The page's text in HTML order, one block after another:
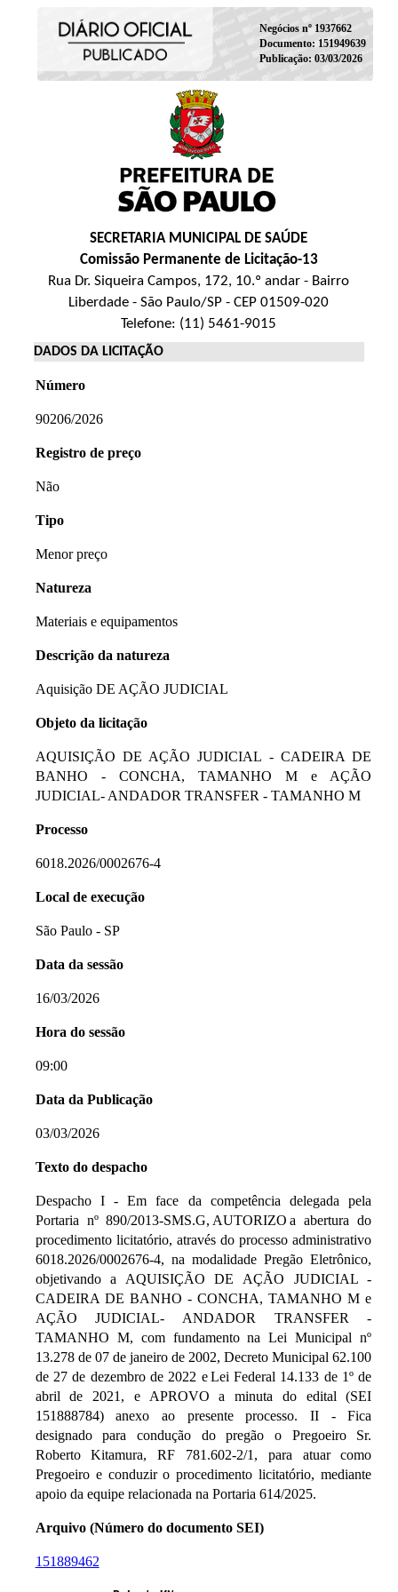
Negócios nº 1937662
Documento: 151949639
Publicação: 03/03/2026
SECRETARIA MUNICIPAL DE SAÚDE
Comissão Permanente de Licitação-13
Rua Dr. Siqueira Campos, 172, 10.º andar - Bairro
Liberdade - São Paulo/SP - CEP 01509-020
Telefone: (11) 5461-9015
DADOS DA LICITAÇÃO
Número
90206/2026
Registro de preço
Não
Tipo
Menor preço
Natureza
Materiais e equipamentos
Descrição da natureza
Aquisição DE AÇÃO JUDICIAL
Objeto da licitação
AQUISIÇÃO DE AÇÃO JUDICIAL - CADEIRA DE
BANHO - CONCHA, TAMANHO M e AÇÃO
JUDICIAL- ANDADOR TRANSFER - TAMANHO M
Processo
6018.2026/0002676-4
Local de execução
São Paulo - SP
Data da sessão
16/03/2026
Hora do sessão
09:00
Data da Publicação
03/03/2026
Texto do despacho
Despacho I - Em face da competência delegada pela
Portaria nº 890/2013-SMS.G, AUTORIZO a abertura do
procedimento licitatório, através do processo administrativo
6018.2026/0002676-4, na modalidade Pregão Eletrônico,
objetivando a AQUISIÇÃO DE AÇÃO JUDICIAL -
CADEIRA DE BANHO - CONCHA, TAMANHO M e
AÇÃO JUDICIAL- ANDADOR TRANSFER -
TAMANHO M, com fundamento na Lei Municipal nº
13.278 de 07 de janeiro de 2002, Decreto Municipal 62.100
de 27 de dezembro de 2022 e Lei Federal 14.133 de 1º de
abril de 2021, e APROVO a minuta do edital (SEI
151888784) anexo ao presente processo. II - Fica
designado para condução do pregão o Pregoeiro Sr.
Roberto Kitamura, RF 781.602-2/1, para atuar como
Pregoeiro e conduzir o procedimento licitatório, mediante
apoio da equipe relacionada na Portaria 614/2025.
Arquivo (Número do documento SEI)
151889462